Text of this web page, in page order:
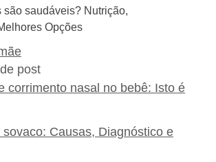
são saudáveis? Nutrição,
Opções
post
corrimento nasal no bebê: Isto é
sovaco: Causas, Diagnóstico e